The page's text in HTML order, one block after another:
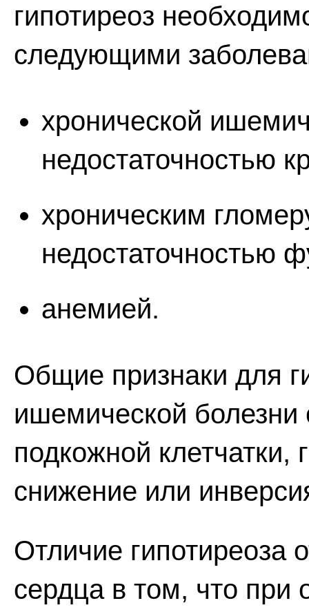
гипотиреоз
следующими
хронической
недостаточностью
хроническим
недостаточностью
анемией.
Общие признаки для
ишемической
подкожной клетчатки,
снижение или
Отличие гипотиреоза
сердца в том, что при